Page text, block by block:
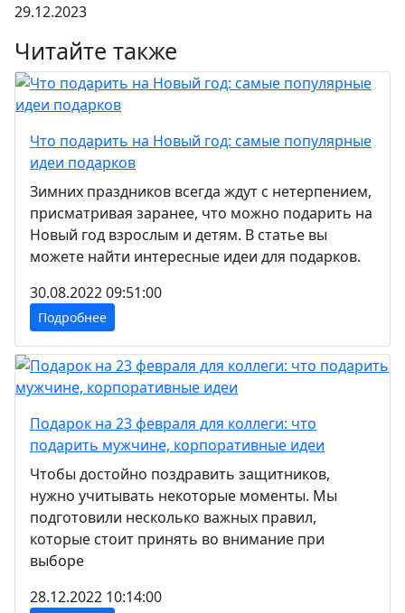
29.12.2023
Читайте также
Что подарить на Новый год: самые популярные
идеи подарков
Зимних праздников всегда ждут с нетерпением,
присматривая заранее, что можно подарить на
Новый год взрослым и детям. В статье вы
можете найти интересные идеи для подарков.
30.08.2022 09:51:00
Подробнее
Подарок на 23 февраля для коллеги: что
подарить мужчине, корпоративные идеи
Чтобы достойно поздравить защитников,
нужно учитывать некоторые моменты. Мы
подготовили несколько важных правил,
которые стоит принять во внимание при
выборе
28.12.2022 10:14:00